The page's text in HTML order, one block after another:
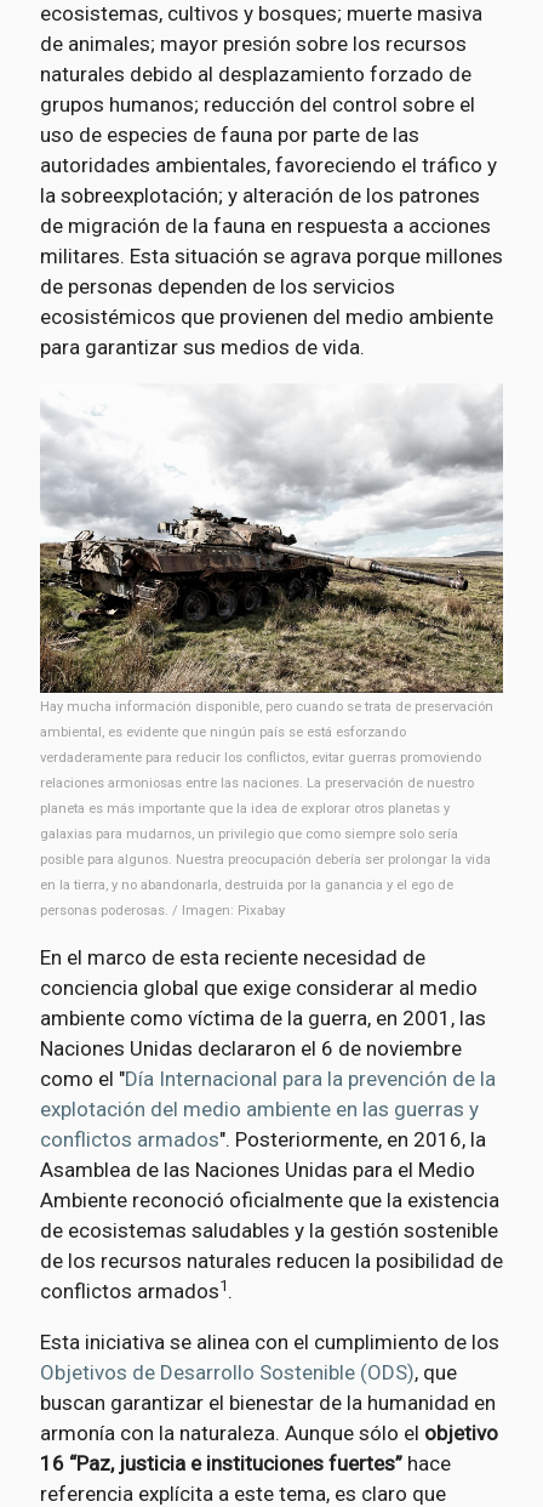
ecosistemas, cultivos y bosques; muerte masiva
de animales; mayor presión sobre los recursos
naturales debido al desplazamiento forzado de
grupos humanos; reducción del control sobre el
uso de especies de fauna por parte de las
autoridades ambientales, favoreciendo el tráfico y
la sobreexplotación; y alteración de los patrones
de migración de la fauna en respuesta a acciones
militares. Esta situación se agrava porque millones
de personas dependen de los servicios
ecosistémicos que provienen del medio ambiente
para garantizar sus medios de vida.
Hay mucha información disponible, pero cuando se trata de preservación
ambiental, es evidente que ningún país se está esforzando
verdaderamente para reducir los conflictos, evitar guerras promoviendo
relaciones armoniosas entre las naciones. La preservación de nuestro
planeta es más importante que la idea de explorar otros planetas y
galaxias para mudarnos, un privilegio que como siempre solo sería
posible para algunos. Nuestra preocupación debería ser prolongar la vida
en la tierra, y no abandonarla, destruida por la ganancia y el ego de
personas poderosas. / Imagen: Pixabay
En el marco de esta reciente necesidad de
conciencia global que exige considerar al medio
ambiente como víctima de la guerra, en 2001, las
Naciones Unidas declararon el 6 de noviembre
como el "Día Internacional para la prevención de la
explotación del medio ambiente en las guerras y
conflictos armados". Posteriormente, en 2016, la
Asamblea de las Naciones Unidas para el Medio
Ambiente reconoció oficialmente que la existencia
de ecosistemas saludables y la gestión sostenible
de los recursos naturales reducen la posibilidad de
conflictos armados1 .
Esta iniciativa se alinea con el cumplimiento de los
Objetivos de Desarrollo Sostenible (ODS), que
buscan garantizar el bienestar de la humanidad en
armonía con la naturaleza. Aunque sólo el objetivo
16 “Paz, justicia e instituciones fuertes”hace
referencia explícita a este tema, es claro que